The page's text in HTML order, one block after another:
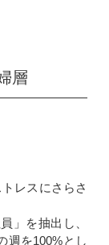
層
レスにさらさ
」を抽出し、
週を100%とし